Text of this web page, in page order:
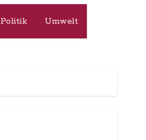
Politik Umwelt